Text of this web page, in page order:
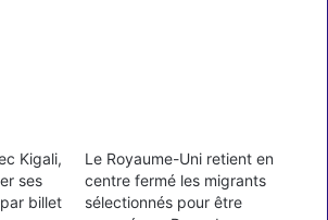
Kigali,
ses
billet
Le Royaume-Uni retient en
centre fermé les migrants
sélectionnés pour être